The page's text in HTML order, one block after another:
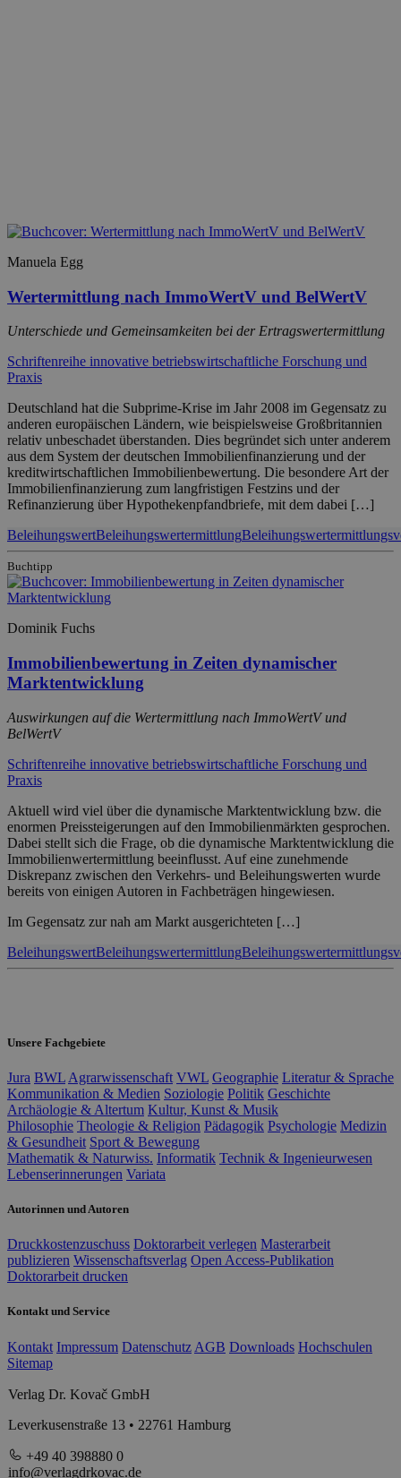
Manuela Egg
Wertermittlung nach ImmoWertV und BelWertV
Unterschiede und Gemeinsamkeiten bei der Ertragswertermittlung
Schriftenreihe innovative betriebswirtschaftliche Forschung und
Praxis
Deutschland hat die Subprime-Krise im Jahr 2008 im Gegensatz zu
anderen europäischen Ländern, wie beispielsweise Großbritannien
relativ unbeschadet überstanden. Dies begründet sich unter anderem
aus dem System der deutschen Immobilienfinanzierung und der
kreditwirtschaftlichen Immobilienbewertung. Die besondere Art der
Immobilienfinanzierung zum langfristigen Festzins und der
Refinanzierung über Hypothekenpfandbriefe, mit dem dabei […]
BeleihungswertBeleihungswertermittlung
Buchtipp
Dominik Fuchs
Immobilienbewertung in Zeiten dynamischer
Marktentwicklung
Auswirkungen auf die Wertermittlung nach ImmoWertV und
BelWertV
Schriftenreihe innovative betriebswirtschaftliche Forschung und
Praxis
Aktuell wird viel über die dynamische Marktentwicklung bzw. die
enormen Preissteigerungen auf den Immobilienmärkten gesprochen.
Dabei stellt sich die Frage, ob die dynamische Marktentwicklung die
Immobilienwertermittlung beeinflusst. Auf eine zunehmende
Diskrepanz zwischen den Verkehrs- und Beleihungswerten wurde
bereits von einigen Autoren in Fachbeträgen hingewiesen.
Im Gegensatz zur nah am Markt ausgerichteten […]
BeleihungswertBeleihungswertermittlung
Unsere Fachgebiete
Jura BWL Agrarwissenschaft VWL Geographie Literatur & Sprache
Kommunikation & Medien Soziologie Politik Geschichte
Archäologie & Altertum Kultur, Kunst & Musik
Philosophie Theologie & Religion Pädagogik Psychologie Medizin
& Gesundheit Sport & Bewegung
Mathematik & Naturwiss. Informatik Technik & Ingenieurwesen
Lebenserinnerungen Variata
Autorinnen und Autoren
Druckkostenzuschuss Doktorarbeit verlegen Masterarbeit
publizieren Wissenschaftsverlag Open Access-Publikation
Doktorarbeit drucken
Kontakt und Service
Kontakt Impressum Datenschutz AGB Downloads Hochschulen
Sitemap
Verlag Dr. Kovač GmbH
Leverkusenstraße 13 • 22761 Hamburg
+49 40 398880 0
info@verlagdrkovac.de